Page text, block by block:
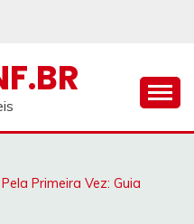
Primeira Vez: Guia